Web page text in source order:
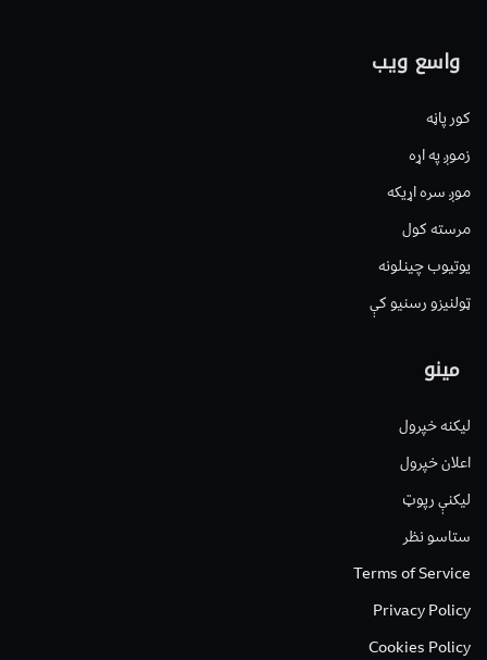
واسع ویب
کور پاڼه
زموږ په اړه
موږ سره اړیکه
مرسته کول
یوتیوب چینلونه
ټولنیزو رسنیو کې
مینو
لیکنه خپرول
اعلان خپرول
لیکنې رپوټ
ستاسو نظر
Terms of Service
Privacy Policy
Cookies Policy